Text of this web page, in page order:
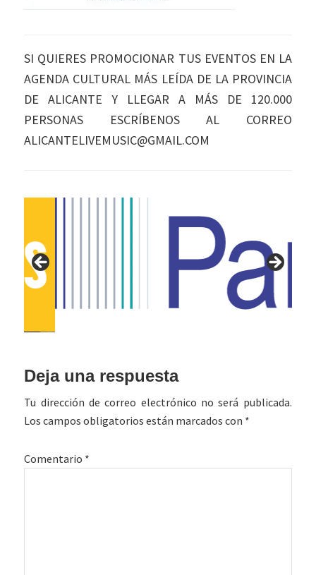
SI QUIERES PROMOCIONAR TUS EVENTOS EN LA
AGENDA CULTURAL MÁS LEÍDA DE LA PROVINCIA
DE ALICANTE Y LLEGAR A MÁS DE 120.000
PERSONAS ESCRÍBENOS AL CORREO
ALICANTELIVEMUSIC@GMAIL.COM
Interacciones
con
los
Deja una respuesta
Tu dirección de correo electrónico no será publicada.
Los campos obligatorios están marcados con *
Comentario *